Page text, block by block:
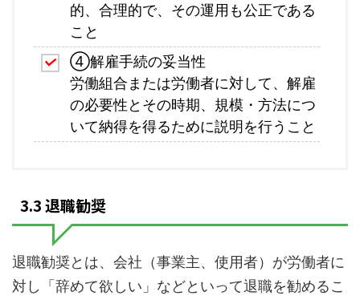
的、合理的で、その運用も公正である
こと
④解雇手続の妥当性
労働組合または労働者に対して、解雇
の必要性とその時期、規模・方法につ
いて納得を得るために説明を行うこと
3.3 退職勧奨
退職勧奨とは、会社（事業主、使用者）が労働者に
対し「辞めて欲しい」などといって退職を勧めるこ